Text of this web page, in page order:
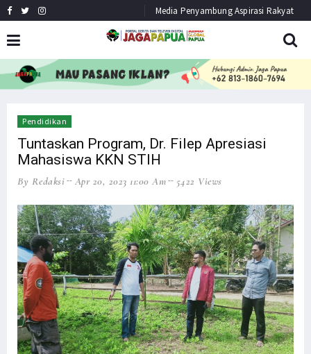
Media Penyambung Aspirasi Rakyat
HEADLINENEWS
Pendidikan
Tuntaskan Program, Dr. Filep Apresiasi
Mahasiswa KKN STIH
By Redaksi Apr 20, 2023 11:00 Am 5422 Views